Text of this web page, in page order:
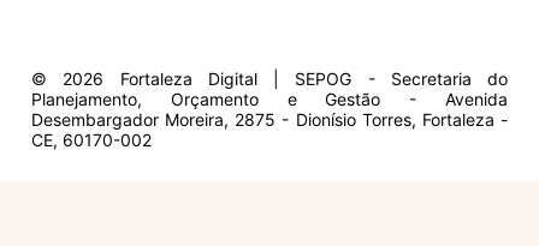
© 2026 Fortaleza Digital | SEPOG - Secretaria do
Planejamento, Orçamento e Gestão - Avenida
Desembargador Moreira, 2875 - Dionísio Torres, Fortaleza -
CE, 60170-002